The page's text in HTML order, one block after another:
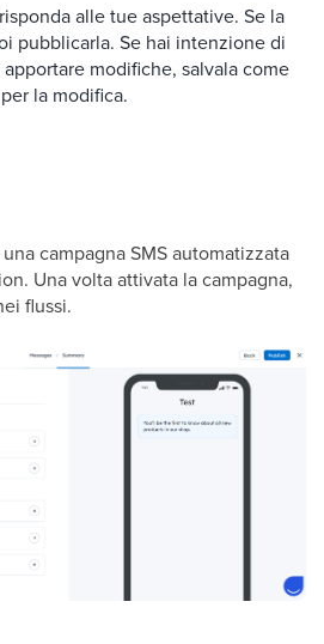
alle tue aspettative. Se la
pubblicarla. Se hai intenzione di
modifiche, salvala come
la modifica.
campagna SMS automatizzata
Una volta attivata la campagna,
flussi.